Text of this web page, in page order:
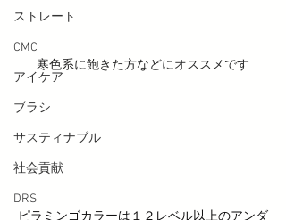
ストレート
CMC
アイケア
ブラシ
サスティナブル
社会貢献
DRS
寒色系に飽きた方などにオススメです
ピラミンゴカラーは１２レベル以上のアンダ